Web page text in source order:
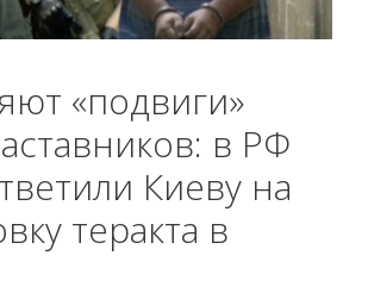
«подвиги»
в РФ
Киеву на
теракта в